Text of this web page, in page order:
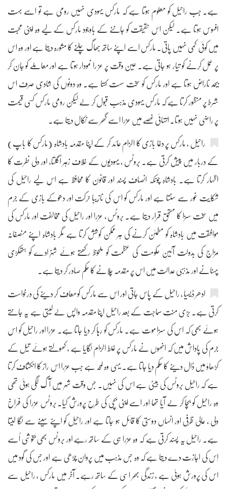
ہے۔ جب راحیل کو معلوم ہوتا ہے کہ مارکس یہودی نہیں رومی ہے تو اسے بہت
افسوس ہوتا ہے۔ لیکن اس حقیقت کو جاننے کے باوجود مارکس کے لیے وہ اپنی محبت
میں کوئی کمی نہیں پاتی۔ مارکس اسے اپنے ساتھ بھاگ چلنے کا مشورہ دیتا ہے اور وہ اس
پر عمل کرنے کو تیار ہو جاتی ہے۔ عین وقت پر عز را نمودار ہوتا ہے اور معاملے کو جان کر
بیحد ناراض ہوتا ہے اور مارکس کو سخت سست کہتا ہے۔ وہ دونوں کی شادی صرف اس
شرط پر منظور کرتا ہے کہ مارکس یہودی مذہب قبول کر لے لیکن رومی مارکس کسی قیمت
پر راضی نہیں ہوتا۔ انتہائی غصے میں عزرا اسے گھر سے نکال دیتا ہے۔
راحیل ، مارکس پر دغا بازی کا الزام عائد کر کے اپنا مقدمہ بادشاہ (مارکس کا باپ)
کے دربار میں پیش کرتی ہے۔ بروٹس ، یہودیوں کے خلاف زہر اُگلتا، اور دلی نفرت کا
اظہار کرتا ہے۔ بادشاہ چونکہ انصاف پسند اور قانون کا محافظ ہے اس لیے راحیل کی
شکایت غور سے سنتا ہے اور مارکس کو اس کی نازیبا حرکت اور دھوکے بازی کے جرم
میں سخت سزا کا مستحق قرار دیتا ہے۔ بروٹس ، عزرا اور راحیل کی مخالفت اور مارکس کی
موافقت میں بادشاہ کو مطمئن کرنے کی ہر ممکن کوشش کرتا ہے مگر بادشاہ اپنے منصفانہ
مزاج کی بدولت آئینِ حکومت کی عظمت کو ملحوظ رکھتے ہوئے شہزادے کو ہتھکڑی
پہنانے اور مذہبی عدالت میں اس پر مقدمہ چلانے کا حکم صادر کر دیتا ہے۔
ادھر ڈیسیا ، راحیل کے پاس جاتی اور اس سے مارکس کو معاف کر دینے کی درخواست
کرتی ہے۔ بڑی منت سماجت کے بعد راحیل اپنا مقدمہ واپس لے لیتی ہے یہ جانتے
ہوئے بھی کہ اس کی سزا موت ہے۔ مارکس کو رِہا کر دیا جاتا ہے۔ عزرا اور راحیل کو اس
جرم کی پاداش میں کہ انھوں نے مارکس پر غلط الزام لگایا ہے ، کھولتے ہوئے تیل کے
کڑھاؤ میں ڈال دینے کا حکم دیا جاتا ہے۔ یہی وہ لمحہ ہے جب عزرا اس راز کا انکشاف کرتا
ہے کہ راحیل بروٹس کی بیٹی ہے اس کی نہیں۔ جس وقت شہر میں آگ لگی ہوئی تھی
وہ راحیل کو بچا کر لے آیا تھا اور اسے اپنی بچی کی طرح پرورش کیا۔ بروٹس عزرا کی فراخ
دلی ، عالی ظرفی اور انساں دوستی کا قائل ہو جاتا ہے اور راحیل کو اپنے سینے سے لگا لیتا
ہے۔ راحیل یہ پسند کرتی ہے کہ وہ عزرا ہی کے ساتھ رہے اور بروٹس بھی بخوشی اُسے
اِس کی اجازت دے دیتا ہے کہ وہ جس مذہب میں پروان چڑھی ہے اور جس کی گود میں
اس کی پرورش ہوئی ہے ، زندگی بھر اسی کے ساتھ رہے۔ آخر میں مارکس ، راحیل سے